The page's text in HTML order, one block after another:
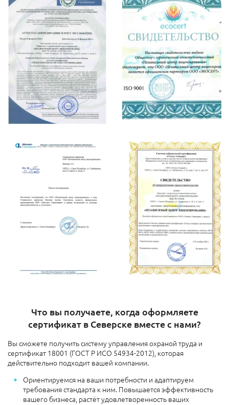
Что вы получаете, когда оформляете
сертификат в Северске вместе с нами?
Вы сможете получить систему управления охраной труда и
сертификат 18001 (ГОСТ Р ИСО 54934-2012), которая
действительно подходит вашей компании.
Ориентируемся на ваши потребности и адаптируем
требования стандарта к ним. Повышается эффективность
вашего бизнеса, растёт удовлетворенность ваших